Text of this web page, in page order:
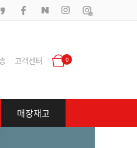
고객센터 0
매장재고